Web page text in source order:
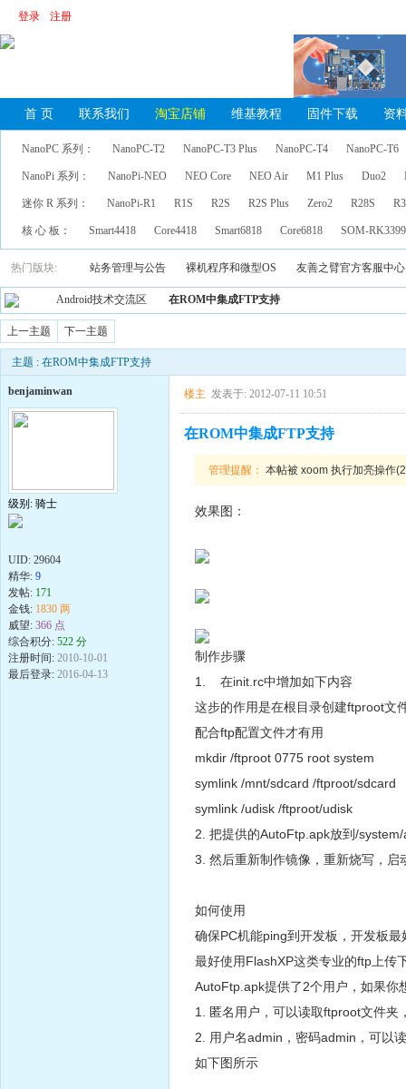
登录 注册
首 页 联系我们 淘宝店铺 维基教程 固件下载 资
NanoPC 系列： NanoPC-T2 NanoPC-T3 Plus NanoPC-T4 NanoPC-T6
NanoPi 系列： NanoPi-NEO NEO Core NEO Air M1 Plus Duo2
迷你 R 系列： NanoPi-R1 R1S R2S R2S Plus Zero2 R28S
核 心 板： Smart4418 Core4418 Smart6818 Core6818 SOM-
热门版块: 站务管理与公告 裸机程序和微型OS 友善之臂官方客服中心
Android技术交流区 在ROM中集成FTP支持
上一主题 下一主题
主题 : 在ROM中集成FTP支持
benjaminwan
级别: 骑士
UID: 29604
精华: 9
发帖: 171
金钱: 1830 两
威望: 366 点
综合积分: 522 分
注册时间: 2010-10-01
最后登录: 2016-04-13
楼主 发表于: 2012-07-11 10:51
在ROM中集成FTP支持
管理提醒： 本帖被 xoom 执行加亮操作
效果图：
制作步骤
1. 在init.rc中增加如下内容
这步的作用是在根目录创建ftproot文
配合ftp配置文件才有用
mkdir /ftproot 0775 root system
symlink /mnt/sdcard /ftproot/sdcard
symlink /udisk /ftproot/udisk
2. 把提供的AutoFtp.apk放到/
3. 然后重新制作镜像，重新烧写，
如何使用
确保PC机能ping到开发板，开发板
最好使用FlashXP这类专业的ftp上传
AutoFtp.apk提供了2个用户，如果你
1. 匿名用户，可以读取ftproot文件夹
2. 用户名admin，密码admin，可以
如下图所示